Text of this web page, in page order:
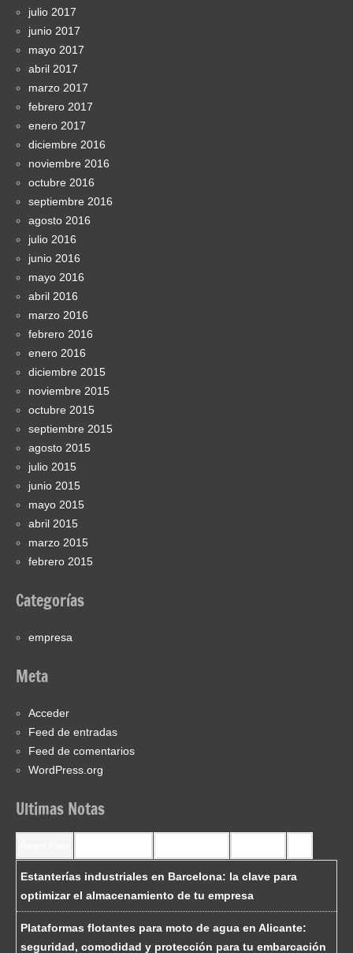
julio 2017
junio 2017
mayo 2017
abril 2017
marzo 2017
febrero 2017
enero 2017
diciembre 2016
noviembre 2016
octubre 2016
septiembre 2016
agosto 2016
julio 2016
junio 2016
mayo 2016
abril 2016
marzo 2016
febrero 2016
enero 2016
diciembre 2015
noviembre 2015
octubre 2015
septiembre 2015
agosto 2015
julio 2015
junio 2015
mayo 2015
abril 2015
marzo 2015
febrero 2015
Categorías
empresa
Meta
Acceder
Feed de entradas
Feed de comentarios
WordPress.org
Ultimas Notas
Estanterías industriales en Barcelona: la clave para
optimizar el almacenamiento de tu empresa
Plataformas flotantes para moto de agua en Alicante:
seguridad, comodidad y protección para tu embarcación